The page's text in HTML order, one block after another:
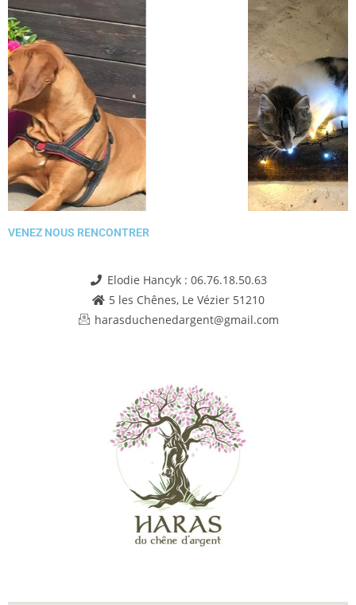
VENEZ NOUS RENCONTRER
Elodie Hancyk : 06.76.18.50.63
5 les Chênes, Le Vézier 51210
harasduchenedargent@gmail.com